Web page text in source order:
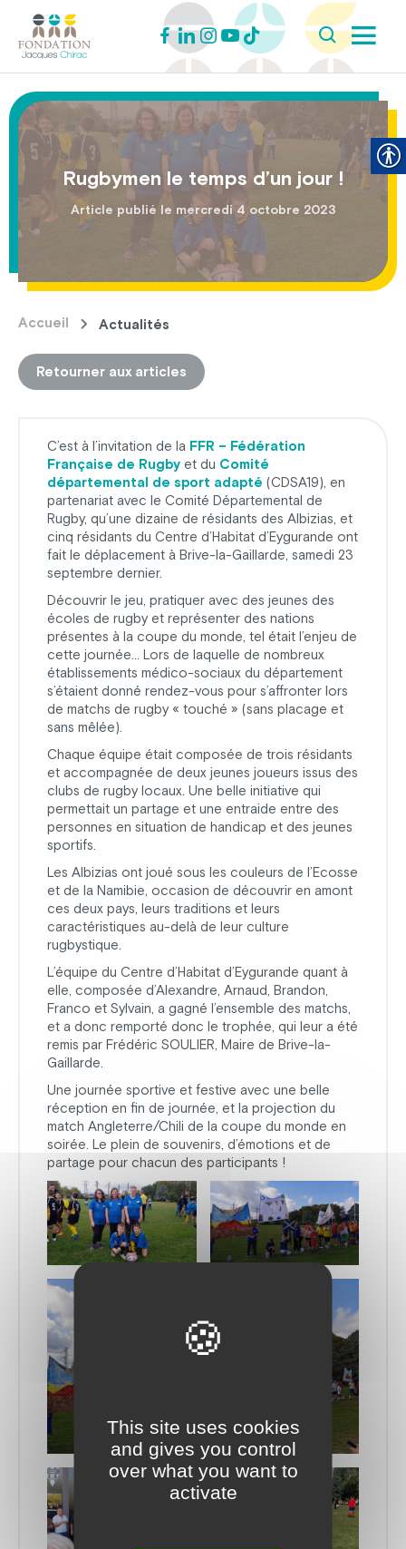
Rugbymen le temps d’un jour !
Article publié le mercredi 4 octobre 2023
Accueil Actualités
Retourner aux articles
C’est à l’invitation de la FFR – Fédération
Française de Rugby et du Comité
départemental de sport adapté (CDSA19), en
partenariat avec le Comité Départemental de
Rugby, qu’une dizaine de résidants des Albizias, et
cinq résidants du Centre d’Habitat d’Eygurande ont
fait le déplacement à Brive-la-Gaillarde, samedi 23
septembre dernier.
Découvrir le jeu, pratiquer avec des jeunes des
écoles de rugby et représenter des nations
présentes à la coupe du monde, tel était l’enjeu de
cette journée… Lors de laquelle de nombreux
établissements médico-sociaux du département
s’étaient donné rendez-vous pour s’affronter lors
de matchs de rugby « touché » (sans placage et
sans mêlée).
Chaque équipe était composée de trois résidants
et accompagnée de deux jeunes joueurs issus des
clubs de rugby locaux. Une belle initiative qui
permettait un partage et une entraide entre des
personnes en situation de handicap et des jeunes
sportifs.
Les Albizias ont joué sous les couleurs de l’Ecosse
et de la Namibie, occasion de découvrir en amont
ces deux pays, leurs traditions et leurs
caractéristiques au-delà de leur culture
rugbystique.
L’équipe du Centre d’Habitat d’Eygurande quant à
elle, composée d’Alexandre, Arnaud, Brandon,
Franco et Sylvain, a gagné l’ensemble des matchs,
et a donc remporté donc le trophée, qui leur a été
remis par Frédéric SOULIER, Maire de Brive-la-
Gaillarde.
Une journée sportive et festive avec une belle
réception en fin de journée, et la projection du
match Angleterre/Chili de la coupe du monde en
soirée. Le plein de souvenirs, d’émotions et de
partage pour chacun des participants !
This site uses cookies
and gives you control
over what you want to
activate